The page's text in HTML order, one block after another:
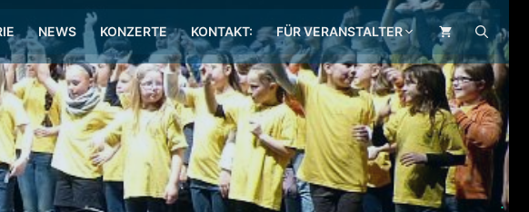
NEWS KONZERTE KONTAKT: FÜR VERANSTALTER
.